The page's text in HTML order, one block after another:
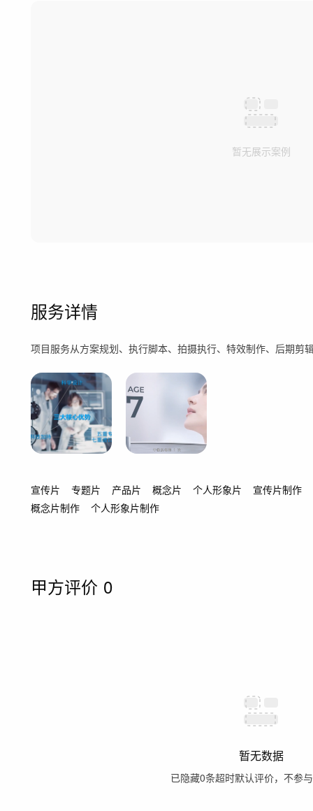
暂无展示案例
服务详情
项目服务从方案规划、执行脚本、拍摄执行、特效制作、后期剪
宣传片 专题片 产品片 概念片 个人形象片
宣传片制作
概念片制作
个人形象片制作
甲方评价 0
暂无数据
已隐藏0条超时默认评价，不参